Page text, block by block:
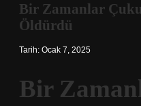
Bir Zamanlar
Öldürdü
Tarih: Ocak 7, 2025
Bir